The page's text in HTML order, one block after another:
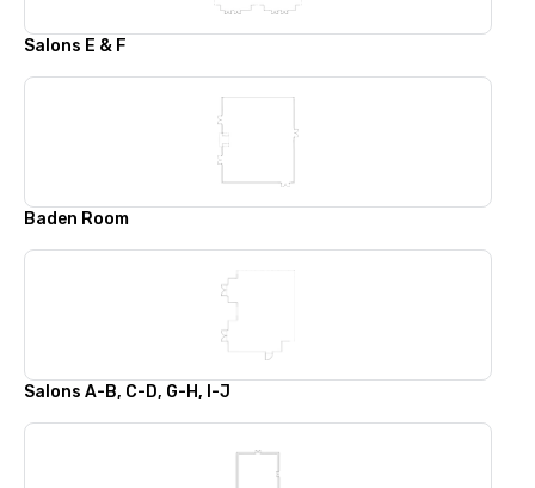
Salons E & F
Baden Room
Salons A-B, C-D, G-H, I-J